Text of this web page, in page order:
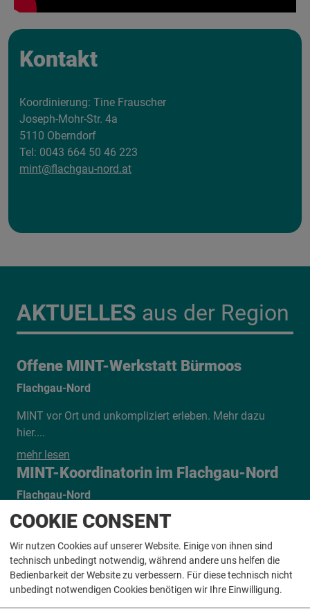
COOKIE CONSENT
Wir nutzen Cookies auf unserer Website. Einige von ihnen sind
technisch unbedingt notwendig, während andere uns helfen die
Bedienbarkeit der Website zu verbessern. Für diese technisch nicht
unbedingt notwendigen Cookies benötigen wir Ihre Einwilligung.
Kontakt
Koordinierung: Tine Frauscher
Joseph-Mohr-Str. 4a
5110 Oberndorf
Tel: 0043 664 50 46 223
mint@flachgau-nord.at
AKTUELLES aus der Region
Offene MINT-Werkstatt Bürmoos
Flachgau-Nord
MINT vor Ort und unkompliziert erleben. Mehr dazu
hier....
mehr lesen
MINT-Koordinatorin im Flachgau-Nord
Flachgau-Nord
Die neue MINT-Koordinatorin Tine Frauscher stellt sich
vor
mehr lesenzu MINT-Koordinatorin im Flachgau-Nord